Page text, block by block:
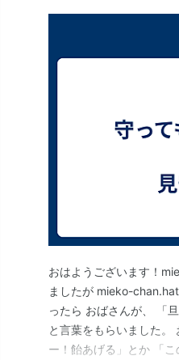
おはようございます！
ましたが mieko-
ったら おばさんが、 「
と言葉をもらいました。
ー！飴あげる」とか 「